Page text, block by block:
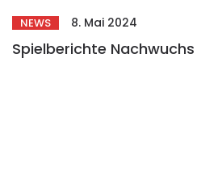
NEWS 8. Mai 2024
Spielberichte Nachwuchs